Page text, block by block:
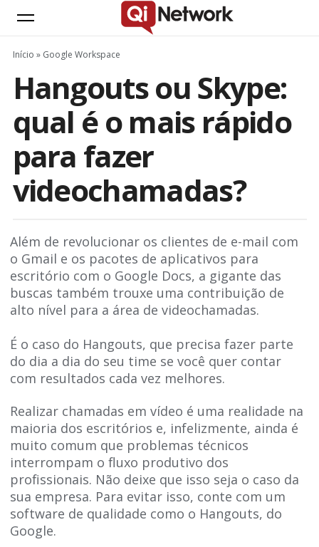
Início » Google Workspace
Hangouts ou Skype:
qual é o mais rápido
para fazer
videochamadas?
Além de revolucionar os clientes de e-mail com
o Gmail e os pacotes de aplicativos para
escritório com o Google Docs, a gigante das
buscas também trouxe uma contribuição de
alto nível para a área de videochamadas.
É o caso do Hangouts, que precisa fazer parte
do dia a dia do seu time se você quer contar
com resultados cada vez melhores.
Realizar chamadas em vídeo é uma realidade na
maioria dos escritórios e, infelizmente, ainda é
muito comum que problemas técnicos
interrompam o fluxo produtivo dos
profissionais. Não deixe que isso seja o caso da
sua empresa. Para evitar isso, conte com um
software de qualidade como o Hangouts, do
Google.